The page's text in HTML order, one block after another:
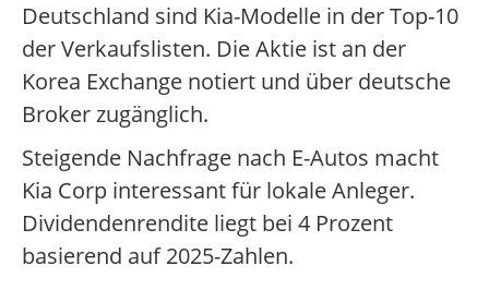
Deutschland sind Kia-Modelle in der Top-10
der Verkaufslisten. Die Aktie ist an der
Korea Exchange notiert und über deutsche
Broker zugänglich.
Steigende Nachfrage nach E-Autos macht
Kia Corp interessant für lokale Anleger.
Dividendenrendite liegt bei 4 Prozent
basierend auf 2025-Zahlen.